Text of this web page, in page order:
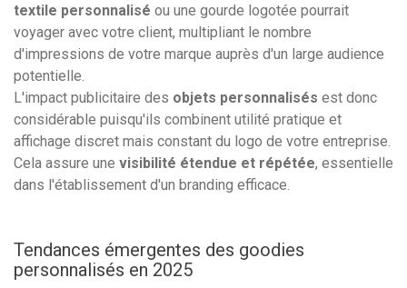
textile personnalisé ou une gourde logotée pourrait
voyager avec votre client, multipliant le nombre
d'impressions de votre marque auprès d'un large audience
potentielle.
L'impact publicitaire des objets personnalisés est donc
considérable puisqu'ils combinent utilité pratique et
affichage discret mais constant du logo de votre entreprise.
Cela assure une visibilité étendue et répétée, essentielle
dans l'établissement d'un branding efficace.
Tendances émergentes des goodies
personnalisés en 2025